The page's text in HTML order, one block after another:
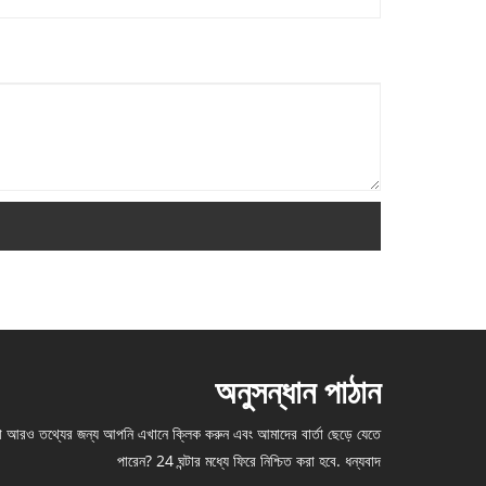
অনুসন্ধান পাঠান
আরও তথ্যের জন্য আপনি এখানে ক্লিক করুন এবং আমাদের বার্তা ছেড়ে যেতে
পারেন? 24 ঘন্টার মধ্যে ফিরে নিশ্চিত করা হবে. ধন্যবাদ